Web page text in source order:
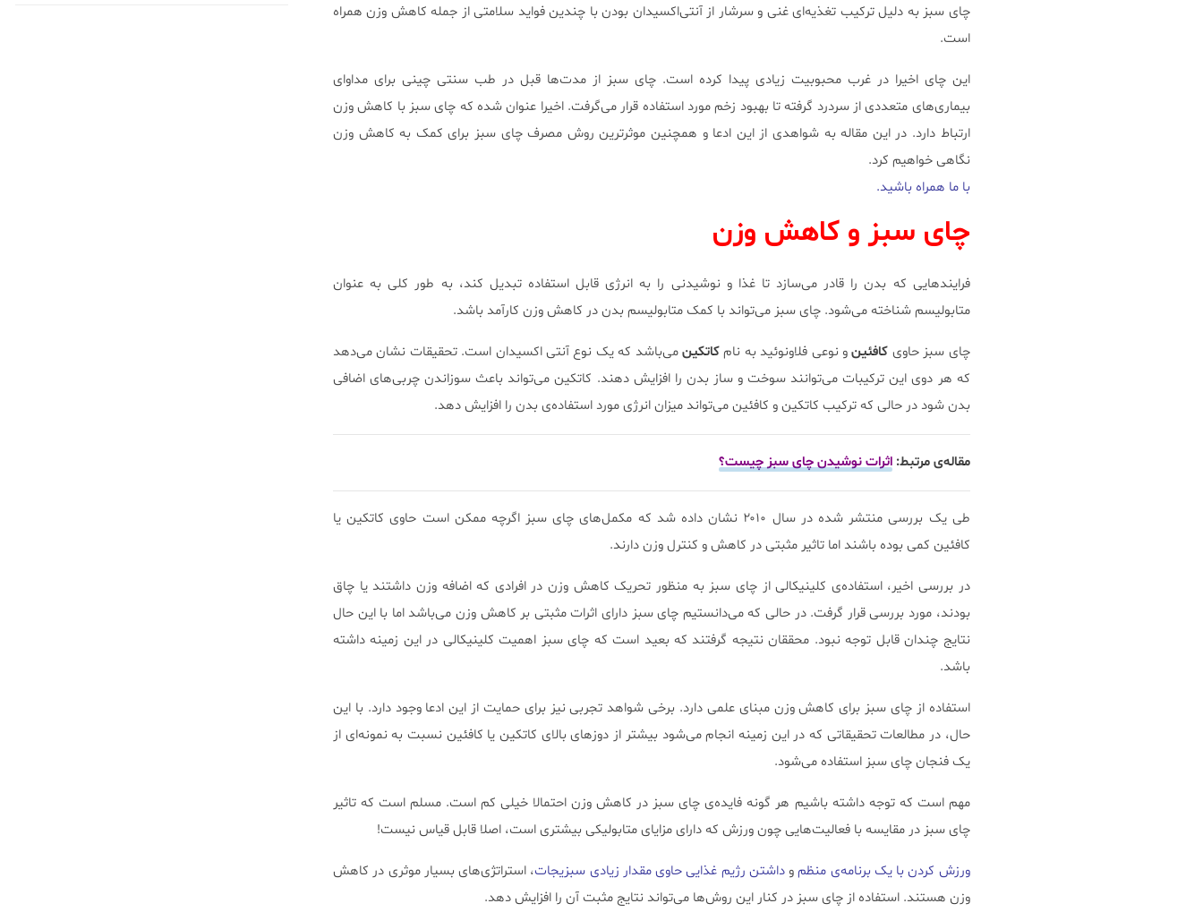
چای سبز به دلیل ترکیب تغذیه‌ای غنی و سرشار از آنتی‌اکسیدان بودن با چندین فواید سلامتی از جمله کاهش وزن همراه
است.
این چای اخیرا در غرب محبوبیت زیادی پیدا کرده است. چای سبز از مدت‌ها قبل در طب سنتی چینی برای مداوای
بیماری‌های متعددی از سردرد گرفته تا بهبود زخم مورد استفاده قرار می‌گرفت. اخیرا عنوان شده که چای سبز با کاهش وزن
ارتباط دارد. در این مقاله به شواهدی از این ادعا و همچنین موثرترین روش مصرف چای سبز برای کمک به کاهش وزن
نگاهی خواهیم کرد.
با ما همراه باشید.
چای سبز و کاهش وزن
فرایندهایی که بدن را قادر می‌سازد تا غذا و نوشیدنی را به انرژی قابل استفاده تبدیل کند، به طور کلی به عنوان
متابولیسم شناخته می‌شود. چای سبز می‌تواند با کمک متابولیسم بدن در کاهش وزن کارآمد باشد.
چای سبز حاوی کافئینو نوعی فلاونوئید به نامکاتکینمی‌باشد که یک نوع آنتی اکسیدان است. تحقیقات نشان می‌دهد
که هر دوی این ترکیبات می‌توانند سوخت و ساز بدن را افزایش دهند. کاتکین می‌تواند باعث سوزاندن چربی‌های اضافی
بدن شود در حالی که ترکیب کاتکین و کافئین می‌تواند میزان انرژی مورد استفاده‌ی بدن را افزایش دهد.
مقاله‌ی مرتبط:اثرات نوشیدن چای سبز چیست؟
طی یک بررسی منتشر شده در سال ۲۰۱۰ نشان داده شد که مکمل‌های چای سبز اگرچه ممکن است حاوی کاتکین یا
کافئین کمی بوده باشند اما تاثیر مثبتی در کاهش و کنترل وزن دارند.
در بررسی اخیر، استفاده‌ی کلینیکالی از چای سبز به منظور تحریک کاهش وزن در افرادی که اضافه وزن داشتند یا چاق
بودند، مورد بررسی قرار گرفت. در حالی که می‌دانستیم چای سبز دارای اثرات مثبتی بر کاهش وزن می‌باشد اما با این حال
نتایج چندان قابل توجه نبود. محققان نتیجه گرفتند که بعید است که چای سبز اهمیت کلینیکالی در این زمینه داشته
باشد.
استفاده از چای سبز برای کاهش وزن مبنای علمی دارد. برخی شواهد تجربی نیز برای حمایت از این ادعا وجود دارد. با این
حال، در مطالعات تحقیقاتی که در این زمینه انجام می‌شود بیشتر از دوزهای بالای کاتکین یا کافئین نسبت به نمونه‌ای از
یک فنجان چای سبز استفاده می‌شود.
مهم است که توجه داشته باشیم هر گونه فایده‌ی چای سبز در کاهش وزن احتمالا خیلی کم است. مسلم است که تاثیر
چای سبز در مقایسه با فعالیت‌هایی چون ورزش که دارای مزایای متابولیکی بیشتری است، اصلا قابل قیاس نیست!
ورزش کردن با یک برنامه‌ی منظموداشتن رژیم غذایی حاوی مقدار زیادی سبزیجات، استراتژی‌های بسیار موثری در کاهش
وزن هستند. استفاده از چای سبز در کنار این روش‌ها می‌تواند نتایج مثبت آن را افزایش دهد.